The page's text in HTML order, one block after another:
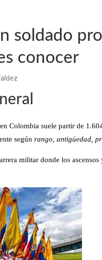
soldado
conocer
Colombia suele partir de
según rango, antigüedad,
militar donde los